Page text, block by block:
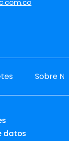
Sobre
datos